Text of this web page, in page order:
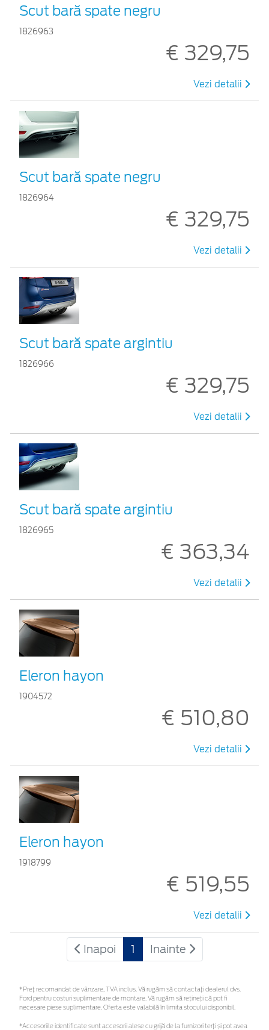
Scut bară spate negru
1826963
€ 329,75
Vezi detalii
Scut bară spate negru
1826964
€ 329,75
Vezi detalii
Scut bară spate argintiu
1826966
€ 329,75
Vezi detalii
Scut bară spate argintiu
1826965
€ 363,34
Vezi detalii
Eleron hayon
1904572
€ 510,80
Vezi detalii
Eleron hayon
1918799
€ 519,55
Vezi detalii
Inapoi 1 Inainte
*Preţ recomandat de vânzare, TVA inclus. Vă rugăm să contactaţi dealerul dvs.
Ford pentru costuri suplimentare de montare. Vă rugăm să rețineți că pot fi
necesare piese suplimentare. Oferta este valabilă în limita stocului disponibil.
*Accesoriile identificate sunt accesorii alese cu grijă de la furnizori terți și pot avea